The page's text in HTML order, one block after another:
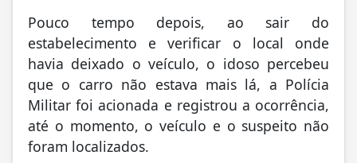
Pouco tempo depois, ao sair do
estabelecimento e verificar o local onde
havia deixado o veículo, o idoso percebeu
que o carro não estava mais lá, a Polícia
Militar foi acionada e registrou a ocorrência,
até o momento, o veículo e o suspeito não
foram localizados.